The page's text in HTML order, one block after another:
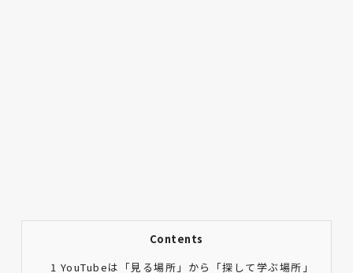
Contents
1 YouTubeは「見る場所」から「探して学ぶ場所」